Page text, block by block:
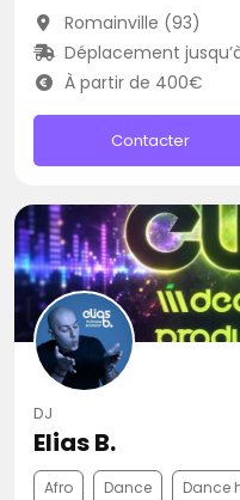
Romainville (93)
Déplacement
À partir de 400€
Contacter
DJ
Elias B.
Afro Dance Dance